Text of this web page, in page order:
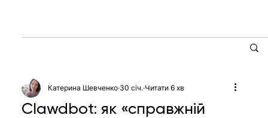
Clawdbot: як «справжній
Катерина Шевченко 30 січ. Читати 6 хв